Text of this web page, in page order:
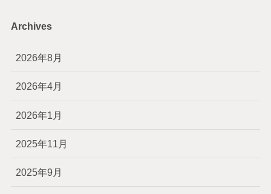
Archives
2026年8月
2026年4月
2026年1月
2025年11月
2025年9月